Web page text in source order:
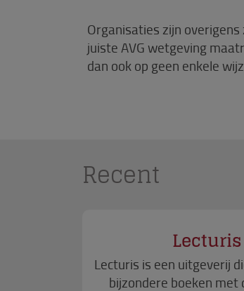
Organisaties zijn
juiste AVG wetgeving
dan ook op geen enkele
Recent
Lecturis
Lecturis is een uitgeverij
bijzondere boeken met